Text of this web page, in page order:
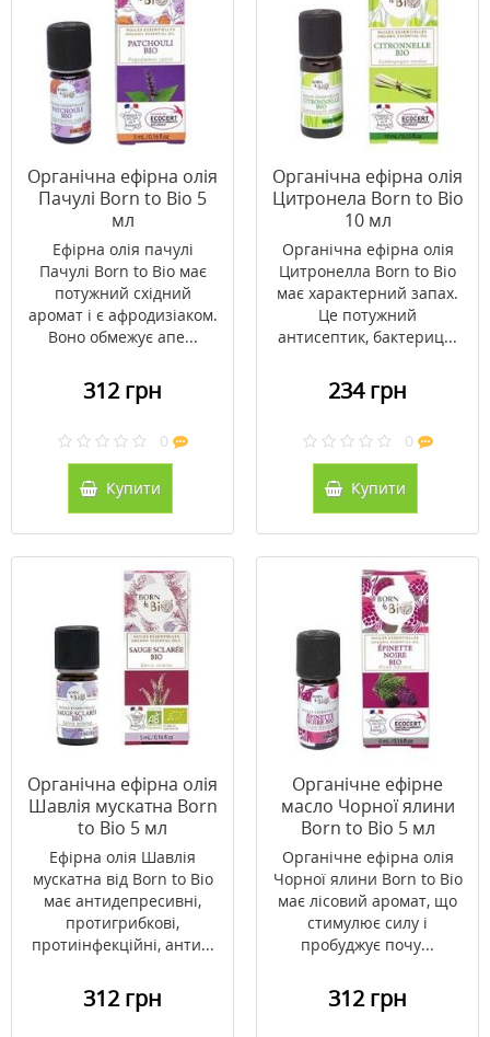
Органічна ефірна олія
Пачулі Born to Bio 5
мл
Ефірна олія пачулі
Пачулі Born to Bio має
потужний східний
аромат і є афродизіаком.
Воно обмежує апе...
312 грн
0
Купити
Органічна ефірна олія
Цитронела Born to Bio
10 мл
Органічна ефірна олія
Цитронелла Born to Bio
має характерний запах.
Це потужний
антисептик, бактериц...
234 грн
0
Купити
Органічна ефірна олія
Шавлія мускатна Born
to Bio 5 мл
Ефірна олія Шавлія
мускатна від Born to Bio
має антидепресивні,
протигрибкові,
протиінфекційні, анти...
312 грн
Органічне ефірне
масло Чорної ялини
Born to Bio 5 мл
Органічне ефірна олія
Чорної ялини Born to Bio
має лісовий аромат, що
стимулює силу і
пробуджує почу...
312 грн